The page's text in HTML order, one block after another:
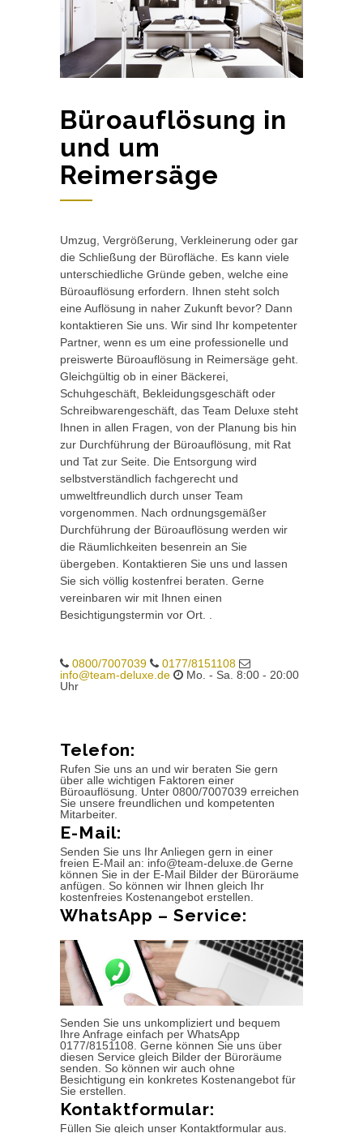
Büroauflösung in
und um
Reimersäge
Umzug, Vergrößerung, Verkleinerung oder gar
die Schließung der Bürofläche. Es kann viele
unterschiedliche Gründe geben, welche eine
Büroauflösung erfordern. Ihnen steht solch
eine Auflösung in naher Zukunft bevor? Dann
kontaktieren Sie uns. Wir sind Ihr kompetenter
Partner, wenn es um eine professionelle und
preiswerte Büroauflösung in Reimersäge geht.
Gleichgültig ob in einer Bäckerei,
Schuhgeschäft, Bekleidungsgeschäft oder
Schreibwarengeschäft, das Team Deluxe steht
Ihnen in allen Fragen, von der Planung bis hin
zur Durchführung der Büroauflösung, mit Rat
und Tat zur Seite. Die Entsorgung wird
selbstverständlich fachgerecht und
umweltfreundlich durch unser Team
vorgenommen. Nach ordnungsgemäßer
Durchführung der Büroauflösung werden wir
die Räumlichkeiten besenrein an Sie
übergeben. Kontaktieren Sie uns und lassen
Sie sich völlig kostenfrei beraten. Gerne
vereinbaren wir mit Ihnen einen
Besichtigungstermin vor Ort. .
0800/7007039
0177/8151108
info@team-deluxe.de
Mo. - Sa. 8:00 - 20:00
Uhr
Telefon:
Rufen Sie uns an und wir beraten Sie gern
über alle wichtigen Faktoren einer
Büroauflösung. Unter 0800/7007039 erreichen
Sie unsere freundlichen und kompetenten
Mitarbeiter.
E-Mail:
Senden Sie uns Ihr Anliegen gern in einer
freien E-Mail an: info@team-deluxe.de Gerne
können Sie in der E-Mail Bilder der Büroräume
anfügen. So können wir Ihnen gleich Ihr
kostenfreies Kostenangebot erstellen.
WhatsApp – Service:
Senden Sie uns unkompliziert und bequem
Ihre Anfrage einfach per WhatsApp
0177/8151108. Gerne können Sie uns über
diesen Service gleich Bilder der Büroräume
senden. So können wir auch ohne
Besichtigung ein konkretes Kostenangebot für
Sie erstellen.
Kontaktformular:
Füllen Sie gleich unser Kontaktformular aus.